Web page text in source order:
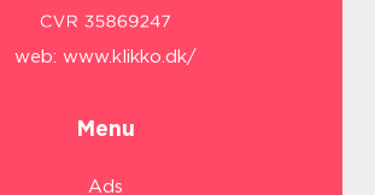
web: www.klikko.dk/
Menu
Ads